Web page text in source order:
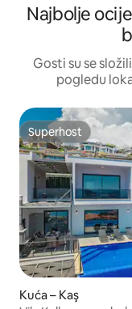
Najbolje
Gosti su se
pogledu
Superhost
Superhost
Kuća – Kaş